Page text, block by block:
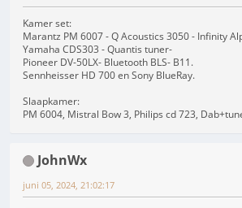
Kamer set:
Marantz PM 6007 - Q Acoustics 3050 - Infinity
Yamaha CDS303 - Quantis tuner-
Pioneer DV-50LX- Bluetooth BLS- B11.
Sennheisser HD 700 en Sony BlueRay.
Slaapkamer:
PM 6004, Mistral Bow 3, Philips cd 723,
JohnWx
juni 05, 2024, 21:02:17